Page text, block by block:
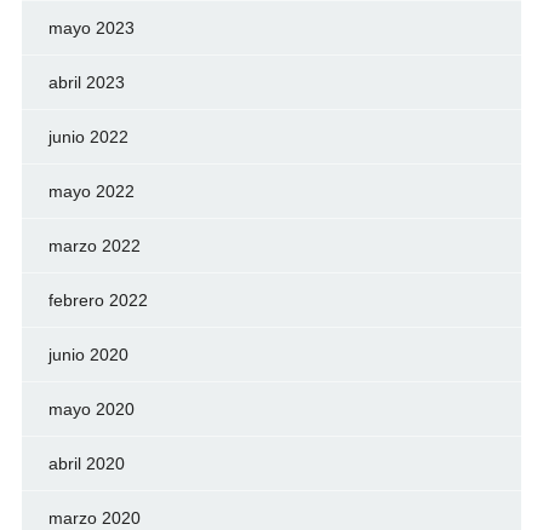
mayo 2023
abril 2023
junio 2022
mayo 2022
marzo 2022
febrero 2022
junio 2020
mayo 2020
abril 2020
marzo 2020